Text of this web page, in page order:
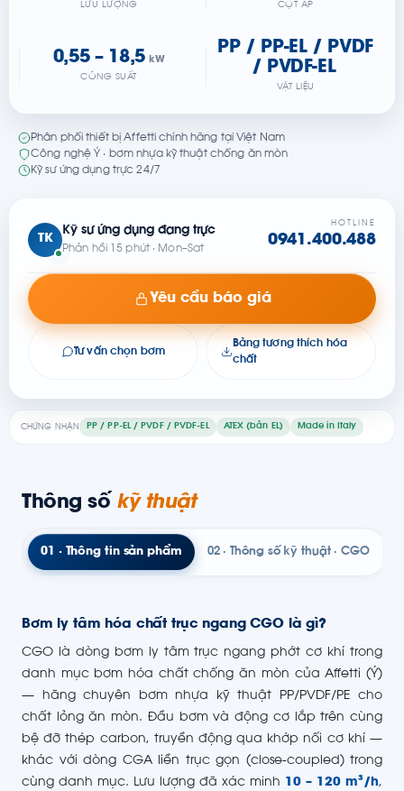
CHỨNG NHẬN PP / PP-EL / PVDF / PVDF-EL ATEX (bản EL) Made in Italy
LƯU LƯỢNG CỘT ÁP
0,55 – 18,5 kW
CÔNG SUẤT
PP / PP-EL / PVDF
/ PVDF-EL
VẬT LIỆU
Phân phối thiết bị Affetti chính hãng tại Việt Nam
Công nghệ Ý · bơm nhựa kỹ thuật chống ăn mòn
Kỹ sư ứng dụng trực 24/7
TK
Kỹ sư ứng dụng đang trực
Phản hồi 15 phút · Mon–Sat
HOTLINE
0941.400.488
Yêu cầu báo giá
Tư vấn chọn bơm
Bảng tương thích hóa
chất
Thông số kỹ thuật
01 · Thông tin sản phẩm 02 · Thông số kỹ thuật · CGO
Bơm ly tâm hóa chất trục ngang CGO là gì?
CGO là dòng bơm ly tâm trục ngang phớt cơ khí trong
danh mục bơm hóa chất chống ăn mòn của Affetti (Ý)
— hãng chuyên bơm nhựa kỹ thuật PP/PVDF/PE cho
chất lỏng ăn mòn. Đầu bơm và động cơ lắp trên cùng
bệ đỡ thép carbon, truyền động qua khớp nối cơ khí —
khác với dòng CGA liền trục gọn (close-coupled) trong
cùng danh mục. Lưu lượng đã xác minh
10 – 120 m³/h,